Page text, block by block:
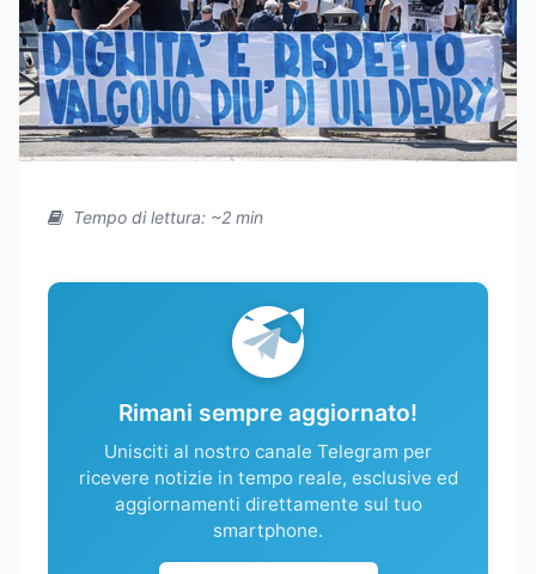
Tempo di lettura: ~2 min
Rimani sempre aggiornato!
Unisciti al nostro canale Telegram per
ricevere notizie in tempo reale, esclusive ed
aggiornamenti direttamente sul tuo
smartphone.